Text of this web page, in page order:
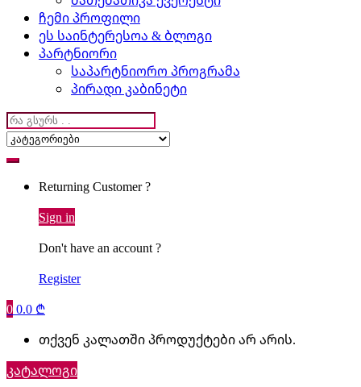
ჩემი პროფილი
ეს საინტერესოა & ბლოგი
პარტნიორი
საპარტნიორო პროგრამა
პირადი კაბინეტი
Search
for:
Returning Customer ?
Sign in
Don't have an account ?
Register
00.0 ₾
თქვენ კალათში პროდუქტები არ არის.
კატალოგი